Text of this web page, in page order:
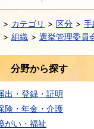
カテゴリ 区分
手
組織 選挙管理委員
分野から探す
出・登録・証明
険・年金・介護
がい・福祉